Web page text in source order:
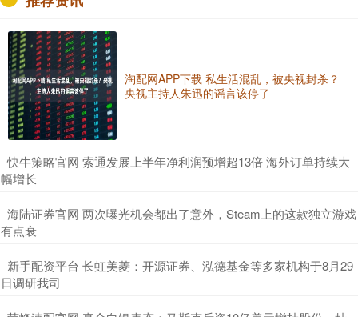
淘配网APP下载 私生活混乱，被央视封杀？
央视主持人朱迅的谣言该停了
​快牛策略官网 索通发展上半年净利润预增超13倍 海外订单持续大
幅增长
​海陆证券官网 两次曝光机会都出了意外，Steam上的这款独立游戏
有点衰
​新手配资平台 长虹美菱：开源证券、泓德基金等多家机构于8月29
日调研我司